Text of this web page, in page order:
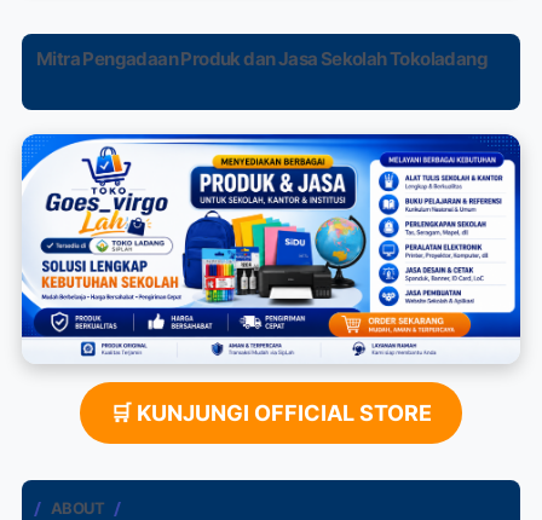
Mitra Pengadaan Produk dan Jasa Sekolah Tokoladang
🛒 KUNJUNGI OFFICIAL STORE
ABOUT